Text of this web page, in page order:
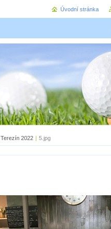
Terezín 2022 | 5.jpg
Úvodní stránka